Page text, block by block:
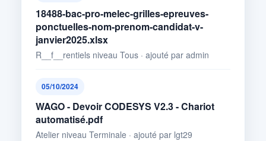
18488-bac-pro-melec-grilles-epreuves-
ponctuelles-nom-prenom-candidat-v-
janvier2025.xlsx
R__f__rentiels niveau Tous · ajouté par admin
05/10/2024
WAGO - Devoir CODESYS V2.3 - Chariot
automatisé.pdf
Atelier niveau Terminale · ajouté par lgt29